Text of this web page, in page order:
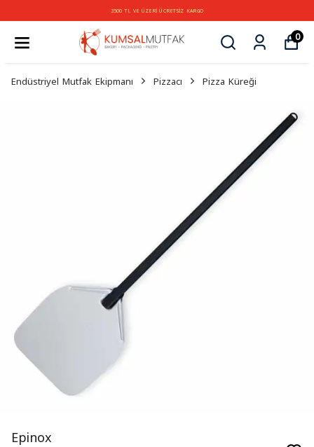
0
Endüstriyel Mutfak Ekipmanı Pizzacı Pizza Küreği
Epinox